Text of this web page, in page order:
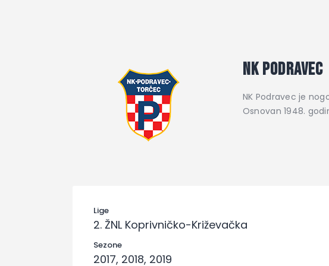
NK Podravec
NK Podravec je
Osnovan 1948.
Lige
2. ŽNL Koprivničko-Križevačka
Sezone
2017, 2018, 2019